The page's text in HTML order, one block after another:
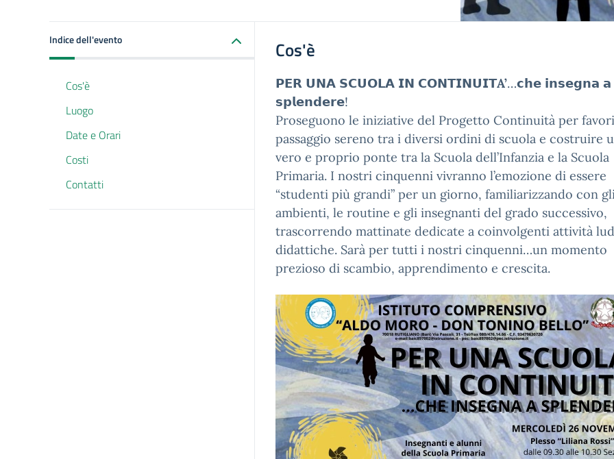
Indice dell'evento
Cos'è
Luogo
Date e Orari
Costi
Contatti
Cos'è
𝗣𝗘𝗥 𝗨𝗡𝗔 𝗦𝗖𝗨𝗢𝗟𝗔 𝗜𝗡 𝗖𝗢𝗡𝗧𝗜𝗡𝗨𝗜𝗧A’…𝗰𝗵𝗲 𝗶𝗻𝘀𝗲𝗴𝗻𝗮 𝗮
𝘀𝗽𝗹𝗲𝗻𝗱𝗲𝗿𝗲!
​Proseguono le iniziative del Progetto Continuità per
passaggio sereno tra i diversi ordini di scuola e costruire
vero e proprio ponte tra la Scuola dell’Infanzia e la Scuola
Primaria. I nostri cinquenni vivranno l’emozione di essere
“studenti più grandi” per un giorno, familiarizzando con
ambienti, le routine e gli insegnanti del grado successivo,
trascorrendo mattinate dedicate a coinvolgenti attività
didattiche. Sarà per tutti i nostri cinquenni…un momento
prezioso di scambio, apprendimento e crescita.